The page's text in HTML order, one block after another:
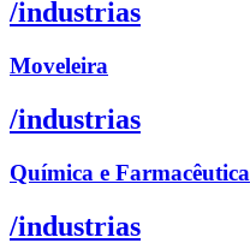
/industrias
Moveleira
/industrias
Química e Farmacêutica
/industrias